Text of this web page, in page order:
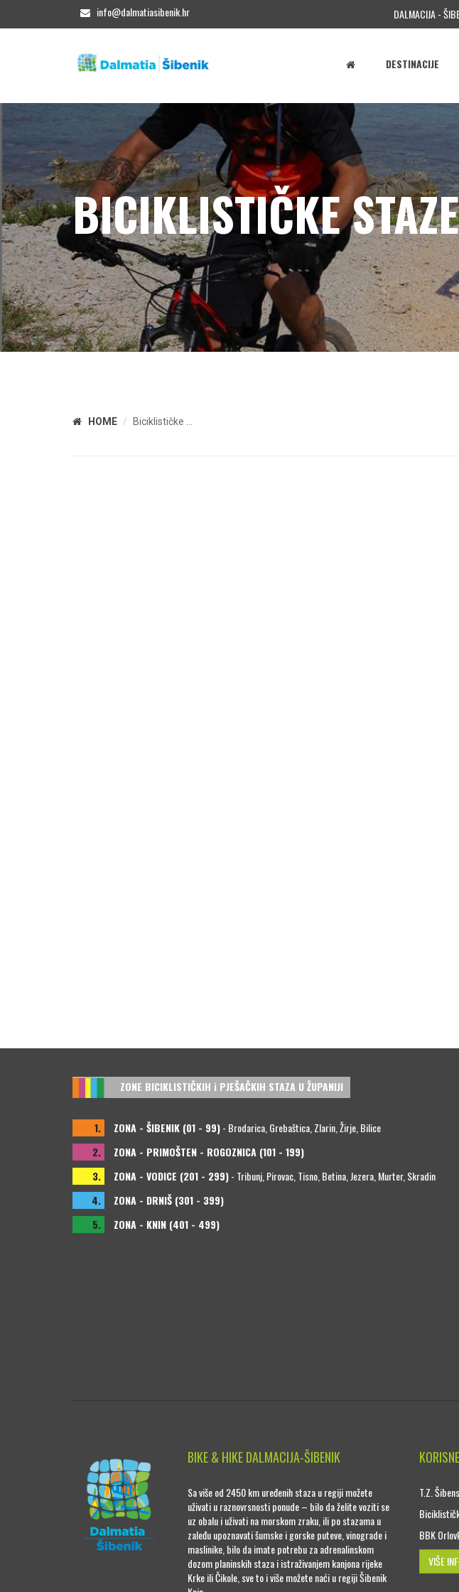
info@dalmatiasibenik.hr DALMACIJA -
DESTINACIJE
BICIKLISTIČKE STAZE
HOME Biciklističke ...
ZONE BICIKLISTIČKIH i PJEŠAČKIH STAZA U ŽUPANIJI
1. ZONA - ŠIBENIK (01 - 99)- Brodarica, Grebaštica, Zlarin, Žirje, Bilice
2.
ZONA - PRIMOŠTEN - ROGOZNICA (101 - 199)
3.
ZONA - VODICE (201 - 299)- Tribunj, Pirovac, Tisno, Betina, Jezera, Murter, Skradin
4.
ZONA - DRNIŠ (301 - 399)
5.
ZONA - KNIN (401 - 499)
BIKE & HIKE DALMACIJA-ŠIBENIK
Sa više od 2450 km uređenih staza u regiji možete
uživati u raznovrsnosti ponude – bilo da želite voziti se
uz obalu i uživati na morskom zraku, ili po stazama u
zaleđu upoznavati šumske i gorske puteve, vinograde i
maslinike, bilo da imate potrebu za adrenalinskom
dozom planinskih staza i istraživanjem kanjona rijeke
Krke ili Čikole, sve to i više možete naći u regiji Šibenik
T.Z.
BBK
VIŠE